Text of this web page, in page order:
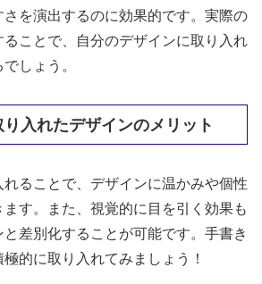
を演出するのに効果的です。実際の
ることで、自分のデザインに取り入れ
しょう。
入れたデザインのメリット
ることで、デザインに温かみや個性
す。また、視覚的に目を引く効果も
差別化することが可能です。手書き
的に取り入れてみましょう！